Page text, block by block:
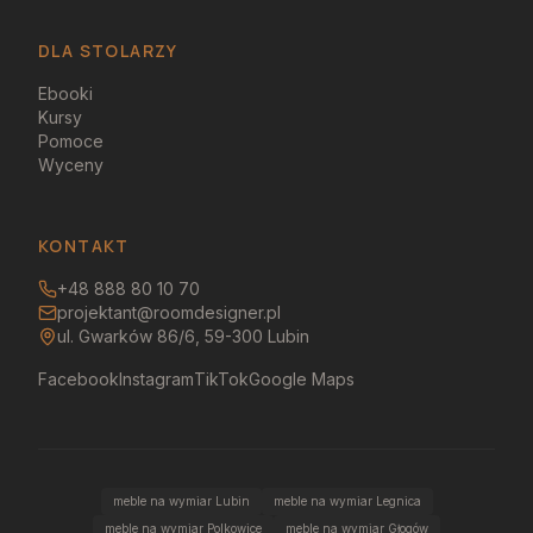
DLA STOLARZY
Ebooki
Kursy
Pomoce
Wyceny
KONTAKT
+48 888 80 10 70
projektant@roomdesigner.pl
ul. Gwarków 86/6, 59-300 Lubin
FacebookInstagramTikTokGoogle Maps
meble na wymiar Lubin
meble na wymiar Legnica
meble na wymiar Polkowice
meble na wymiar Głogów